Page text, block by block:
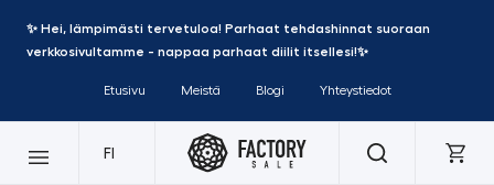
✨ Hei, lämpimästi tervetuloa! Parhaat tehdashinnat suoraan
verkkosivultamme - nappaa parhaat diilit itsellesi!✨
Etusivu Meistä Blogi Yhteystiedot
FI